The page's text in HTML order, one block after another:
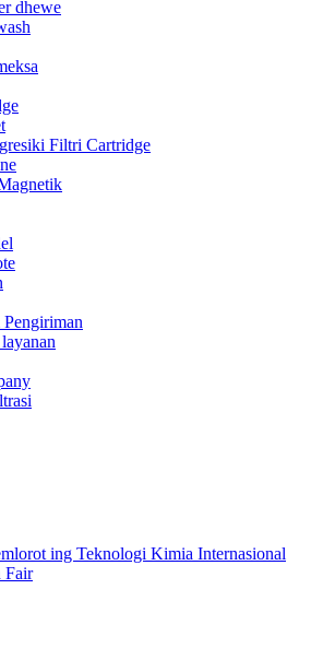
dhewe
Filtri Cartridge
ing Teknologi Kimia Internasional
Fair